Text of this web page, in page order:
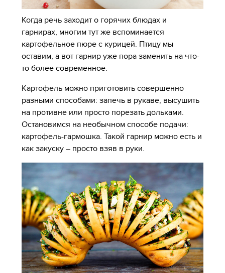
Когда речь заходит о горячих блюдах и
гарнирах, многим тут же вспоминается
картофельное пюре с курицей. Птицу мы
оставим, а вот гарнир уже пора заменить на что-
то более современное.
Картофель можно приготовить совершенно
разными способами: запечь в рукаве, высушить
на противне или просто порезать дольками.
Остановимся на необычном способе подачи:
картофель-гармошка. Такой гарнир можно есть и
как закуску – просто взяв в руки.